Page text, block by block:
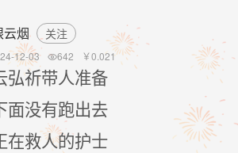
云烟 关注
12-03 642 ￥0.021
弘祈带人准备
面没有跑出去
在救人的护士